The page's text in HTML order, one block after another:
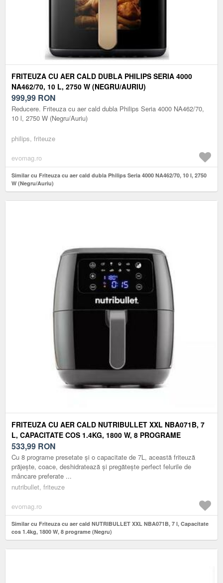
FRITEUZA CU AER CALD DUBLA PHILIPS SERIA 4000
NA462/70, 10 L, 2750 W (NEGRU/AURIU)
999,99 RON
Reducere. Friteuza cu aer cald dubla Philips Seria 4000 NA462/70,
10 l, 2750 W (Negru/Auriu)
philips, friteuze
evomag.ro
Similar cu Friteuza cu aer cald dubla Philips Seria 4000 NA462/70, 10 l, 2750
W (Negru/Auriu)
FRITEUZA CU AER CALD NUTRIBULLET XXL NBA071B, 7
L, CAPACITATE COS 1.4KG, 1800 W, 8 PROGRAME
(NEGRU)
533,99 RON
Cu 8 programe presetate și o capacitate de 7L, această friteuză
prăjește, coace, deshidratează și pregătește perfect felurile de
mâncare preferate ...
nutribullet, friteuze
evomag.ro
Similar cu Friteuza cu aer cald NUTRIBULLET XXL NBA071B, 7 l, Capacitate
cos 1.4kg, 1800 W, 8 programe (Negru)